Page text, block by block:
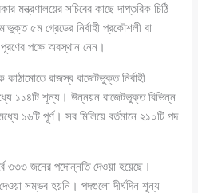
মন্ত্রণালয়ের সচিবের কাছে দাপ্তরিক চিঠি
৫ম গ্রেডের নির্বাহী প্রকৌশলী বা
পক্ষে অবস্থান নেন।
রাজস্ব বাজেটভুক্ত নির্বাহী
১১৪টি শূন্য। উন্নয়ন বাজেটভুক্ত বিভিন্ন
১৬টি পূর্ণ। সব মিলিয়ে বর্তমানে ২১০টি পদ
৩৩৩ জনের পদোন্নতি দেওয়া হয়েছে।
সম্ভব হয়নি। পদগুলো দীর্ঘদিন শূন্য